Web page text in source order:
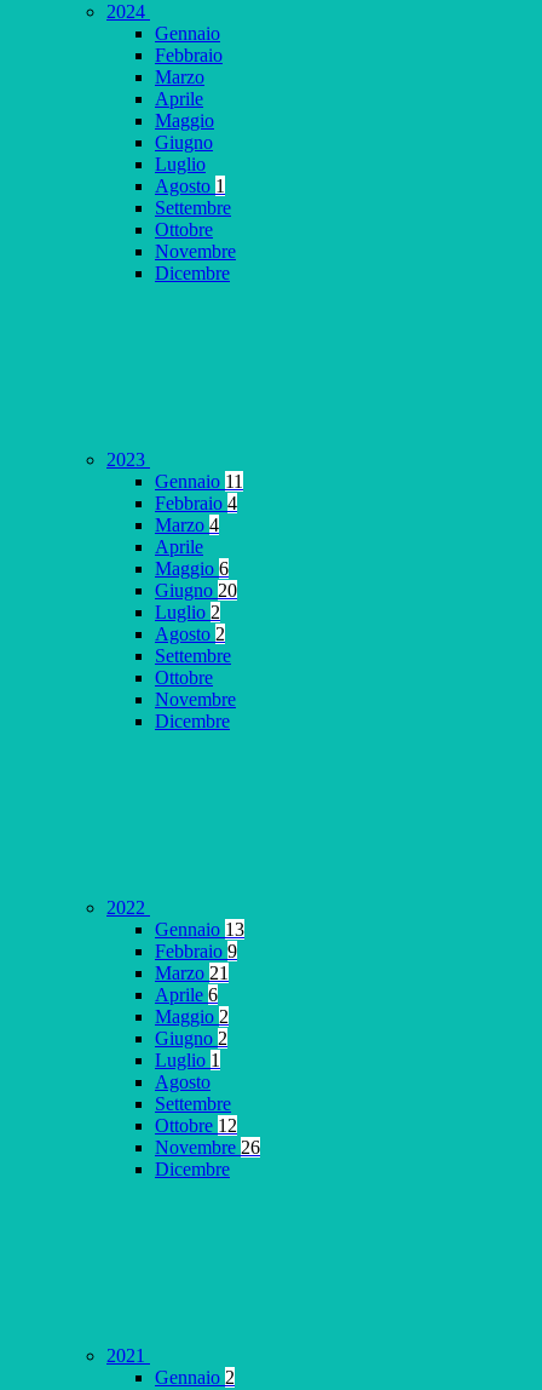
2024
Gennaio
Febbraio
Marzo
Aprile
Maggio
Giugno
Luglio
Agosto 1
Settembre
Ottobre
Novembre
Dicembre
2023
Gennaio 11
Febbraio 4
Marzo 4
Aprile
Maggio 6
Giugno 20
Luglio 2
Agosto 2
Settembre
Ottobre
Novembre
Dicembre
2022
Gennaio 13
Febbraio 9
Marzo 21
Aprile 6
Maggio 2
Giugno 2
Luglio 1
Agosto
Settembre
Ottobre 12
Novembre 26
Dicembre
2021
Gennaio 2